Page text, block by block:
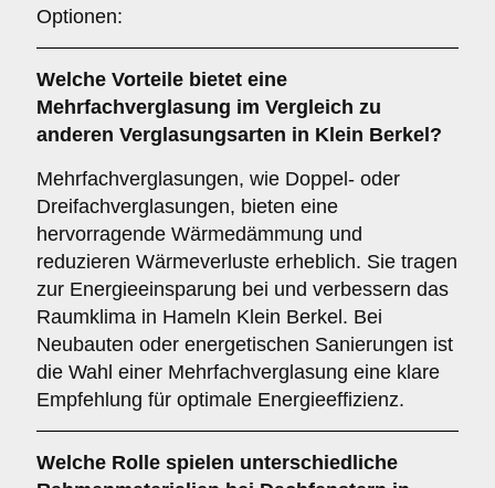
Optionen:
Welche Vorteile bietet eine
Mehrfachverglasung im Vergleich zu
anderen Verglasungsarten in Klein Berkel?
Mehrfachverglasungen, wie Doppel- oder
Dreifachverglasungen, bieten eine
hervorragende Wärmedämmung und
reduzieren Wärmeverluste erheblich. Sie tragen
zur Energieeinsparung bei und verbessern das
Raumklima in Hameln Klein Berkel. Bei
Neubauten oder energetischen Sanierungen ist
die Wahl einer Mehrfachverglasung eine klare
Empfehlung für optimale Energieeffizienz.
Welche Rolle spielen unterschiedliche